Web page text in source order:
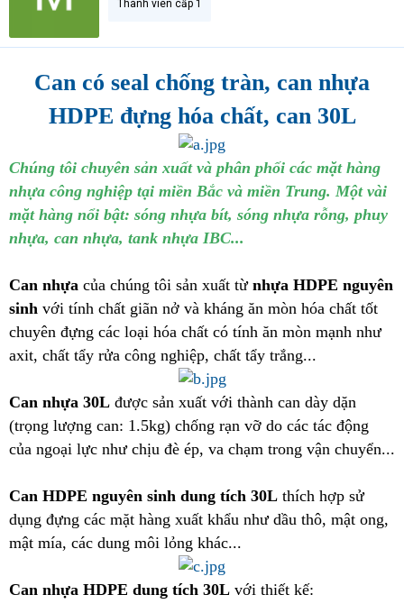
Thành viên cấp 1
Can có seal chống tràn, can nhựa
HDPE đựng hóa chất, can 30L
Chúng tôi chuyên sản xuất và phân phối các mặt hàng
nhựa công nghiệp tại miền Bắc và miền Trung. Một vài
mặt hàng nổi bật: sóng nhựa bít, sóng nhựa rỗng, phuy
nhựa, can nhựa, tank nhựa IBC...
Can nhựa của chúng tôi sản xuất từ nhựa HDPE nguyên
sinh với tính chất giãn nở và kháng ăn mòn hóa chất tốt
chuyên đựng các loại hóa chất có tính ăn mòn mạnh như
axit, chất tẩy rửa công nghiệp, chất tẩy trắng...
Can nhựa 30L được sản xuất với thành can dày dặn
(trọng lượng can: 1.5kg) chống rạn vỡ do các tác động
của ngoại lực như chịu đè ép, va chạm trong vận chuyển...
Can HDPE nguyên sinh dung tích 30L thích hợp sử
dụng đựng các mặt hàng xuất khẩu như dầu thô, mật ong,
mật mía, các dung môi lỏng khác...
Can nhựa HDPE dung tích 30L với thiết kế: